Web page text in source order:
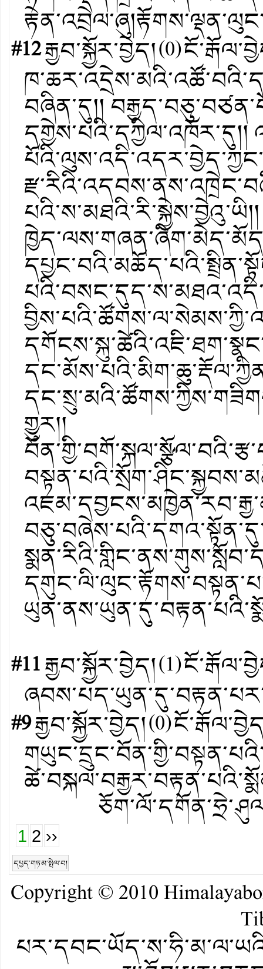
#12རྒྱབ་སྐྱོར་བྱེད།(0)
བཞིན་དུ།།
དགྱེས་པའི་དཀྱིལ་འཁོར་དུ།།
གྱུར།།
#11རྒྱབ་སྐྱོར་བྱེད།(1)
#9རྒྱབ་སྐྱོར་བྱེད།(0)
1 2 ››
དཔྱད་གཏམ་སྤེལ་བ།
Copyright © 2010